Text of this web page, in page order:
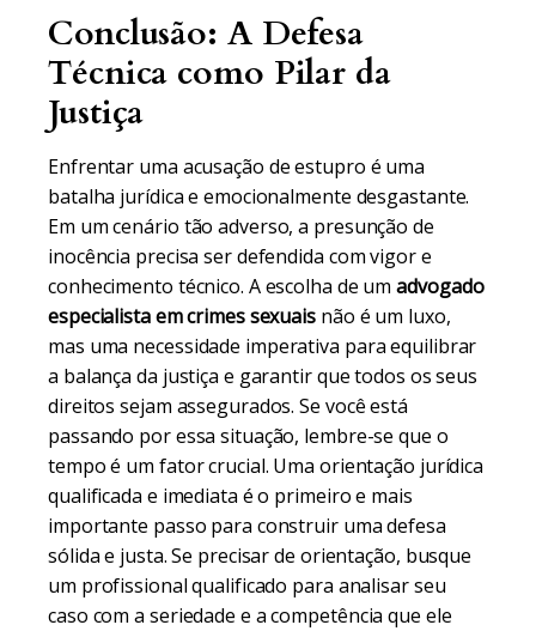
Conclusão: A Defesa
Técnica como Pilar da
Justiça
Enfrentar uma acusação de estupro é uma
batalha jurídica e emocionalmente desgastante.
Em um cenário tão adverso, a presunção de
inocência precisa ser defendida com vigor e
conhecimento técnico. A escolha de umadvogado
especialista em crimes sexuais não é um luxo,
mas uma necessidade imperativa para equilibrar
a balança da justiça e garantir que todos os seus
direitos sejam assegurados. Se você está
passando por essa situação, lembre-se que o
tempo é um fator crucial. Uma orientação jurídica
qualificada e imediata é o primeiro e mais
importante passo para construir uma defesa
sólida e justa. Se precisar de orientação, busque
um profissional qualificado para analisar seu
caso com a seriedade e a competência que ele